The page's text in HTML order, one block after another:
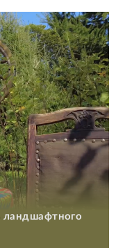
ландшафтного